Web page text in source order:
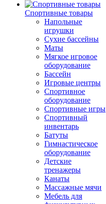
Спортивные товары
Напольные
игрушки
Сухие бассейны
Маты
Мягкое игровое
оборудование
Бассейн
Игровые центры
Спортивное
оборудование
Спортивные игры
Спортивный
инвентарь
Батуты
Гимнастическое
оборудование
Детские
тренажеры
Канаты
Массажные мячи
Мебель для